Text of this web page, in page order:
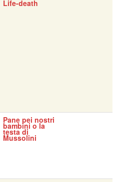
Life-death
Pane pei nostri
bambini o la
testa di
Mussolini